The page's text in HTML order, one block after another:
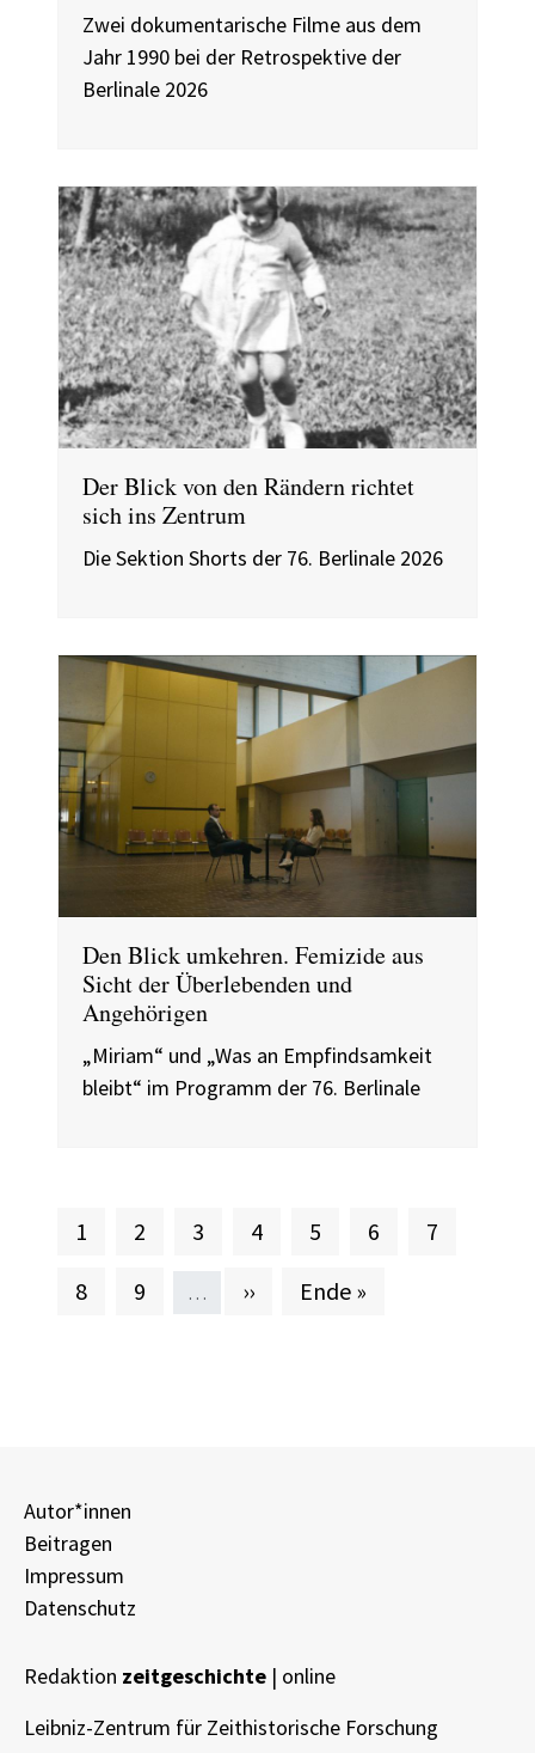
Zwei dokumentarische Filme aus dem
Jahr 1990 bei der Retrospektive der
Berlinale 2026
Der Blick von den Rändern richtet
sich ins Zentrum
Die Sektion Shorts der 76. Berlinale 2026
Den Blick umkehren. Femizide aus
Sicht der Überlebenden und
Angehörigen
„Miriam“ und „Was an Empfindsamkeit
bleibt“ im Programm der 76. Berlinale
Aktuelle Seite
1 Seite
2 Seite
3 Seite
4 Seite
5 Seite
6 Seite
7
Seite
8 Seite
9 … Nächste Seite
›› Letzte Seite
Ende »
Autor*innen
Beitragen
Impressum
Datenschutz
Redaktion zeitgeschichte | online
Leibniz-Zentrum für Zeithistorische Forschung